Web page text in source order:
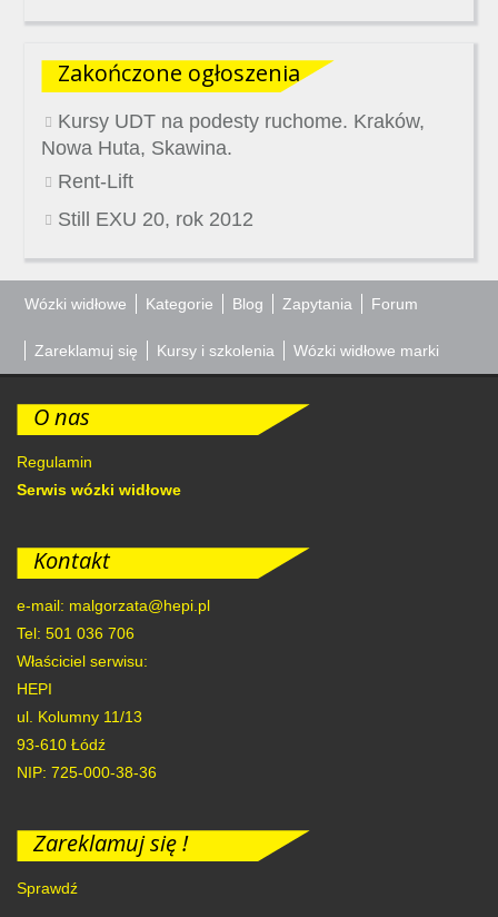
Zakończone ogłoszenia
Kursy UDT na podesty ruchome. Kraków,
Nowa Huta, Skawina.
Rent-Lift
Still EXU 20, rok 2012
Wózki widłowe Kategorie Blog Zapytania Forum
Zareklamuj się Kursy i szkolenia Wózki widłowe marki
O nas
Regulamin
Serwis wózki widłowe
Kontakt
e-mail: malgorzata@hepi.pl
Tel: 501 036 706
Właściciel serwisu:
HEPI
ul. Kolumny 11/13
93-610 Łódź
NIP: 725-000-38-36
Zareklamuj się !
Sprawdź